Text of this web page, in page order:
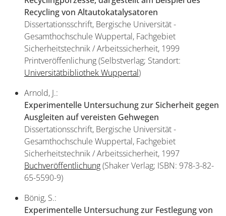
Recycling von Altautokatalysatoren
Dissertationsschrift, Bergische Universität -
Gesamthochschule Wuppertal, Fachgebiet
Sicherheitstechnik / Arbeitssicherheit, 1999
Printveröffenlichung (Selbstverlag; Standort:
Universitätbibliothek Wuppertal)
Arnold, J.:
Experimentelle Untersuchung zur Sicherheit gegen
Ausgleiten auf vereisten Gehwegen
Dissertationsschrift, Bergische Universität -
Gesamthochschule Wuppertal, Fachgebiet
Sicherheitstechnik / Arbeitssicherheit, 1997
Buchveröffentlichung(Shaker Verlag; ISBN: 978-3-82-
65-5590-9)
Bönig, S.:
Experimentelle Untersuchung zur Festlegung von